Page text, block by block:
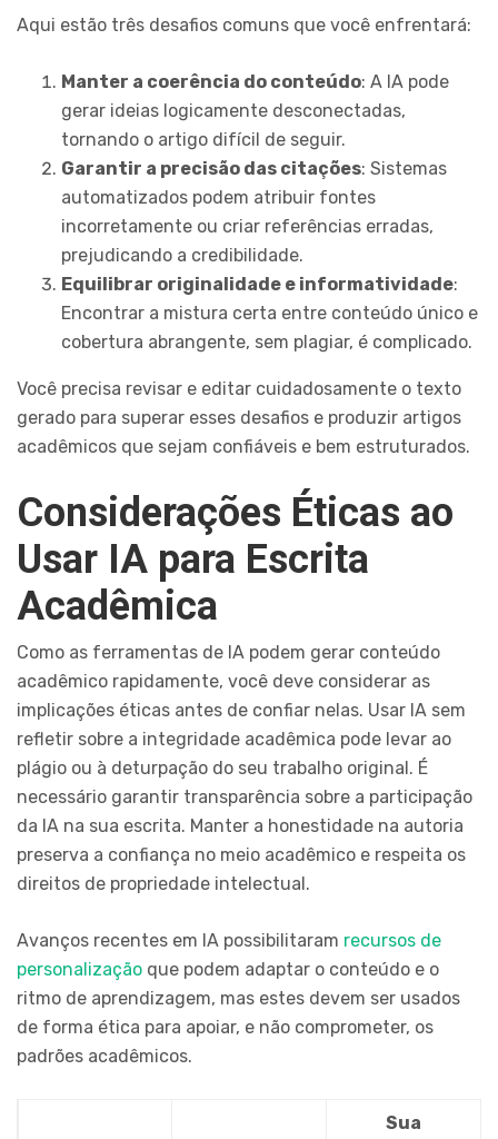
Aqui estão três desafios comuns que você enfrentará:
Manter a coerência do conteúdo: A IA pode
gerar ideias logicamente desconectadas,
tornando o artigo difícil de seguir.
Garantir a precisão das citações: Sistemas
automatizados podem atribuir fontes
incorretamente ou criar referências erradas,
prejudicando a credibilidade.
Equilibrar originalidade e informatividade:
Encontrar a mistura certa entre conteúdo único e
cobertura abrangente, sem plagiar, é complicado.
Você precisa revisar e editar cuidadosamente o texto
gerado para superar esses desafios e produzir artigos
acadêmicos que sejam confiáveis e bem estruturados.
Considerações Éticas ao
Usar IA para Escrita
Acadêmica
Como as ferramentas de IA podem gerar conteúdo
acadêmico rapidamente, você deve considerar as
implicações éticas antes de confiar nelas. Usar IA sem
refletir sobre a integridade acadêmica pode levar ao
plágio ou à deturpação do seu trabalho original. É
necessário garantir transparência sobre a participação
da IA na sua escrita. Manter a honestidade na autoria
preserva a confiança no meio acadêmico e respeita os
direitos de propriedade intelectual.
Avanços recentes em IA possibilitaram recursos de
personalização que podem adaptar o conteúdo e o
ritmo de aprendizagem, mas estes devem ser usados
de forma ética para apoiar, e não comprometer, os
padrões acadêmicos.
Sua